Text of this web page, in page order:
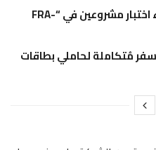
“الرقابة المالية” توافق على بدء اختبار مشروعين في “FRA-
مُتكاملة لحاملي بطاقات